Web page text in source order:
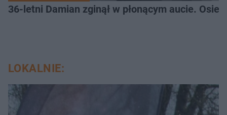
36-letni Damian zginął w płonącym aucie.
LOKALNIE: